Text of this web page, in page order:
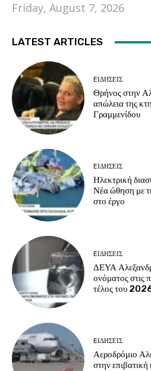
Friday, August 7, 2026
LATEST ARTICLES
EΙΔΗΣΕΙΣ
Θρήνος στην
απώλεια της
Γραμμενίδου
EΙΔΗΣΕΙΣ
Ηλεκτρική
Νέα ώθηση με
στο έργο
EΙΔΗΣΕΙΣ
ΔΕΥΑ
ονόματος στις
τέλος του
EΙΔΗΣΕΙΣ
Αεροδρόμιο
στην